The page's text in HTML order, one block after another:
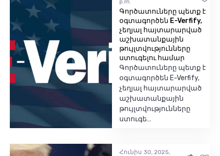
p.m.
Գործատուները պետք է
օգտագործեն E-Verfify,
չեղյալ հայտարարված
աշխատանքային
թույլտվությունները
ստուգելու համար
Գործատուները պետք է
օգտագործեն E-Verfify,
չեղյալ հայտարարված
աշխատանքային
թույլտվությունները
ստուգե…
Հունիս 30, 2025,